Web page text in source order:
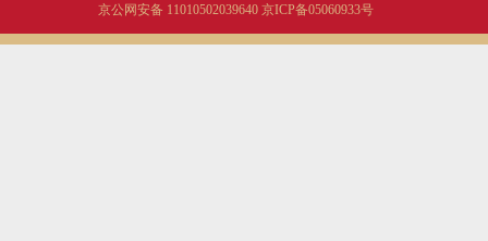
京公网安备 11010502039640 京ICP备05060933号